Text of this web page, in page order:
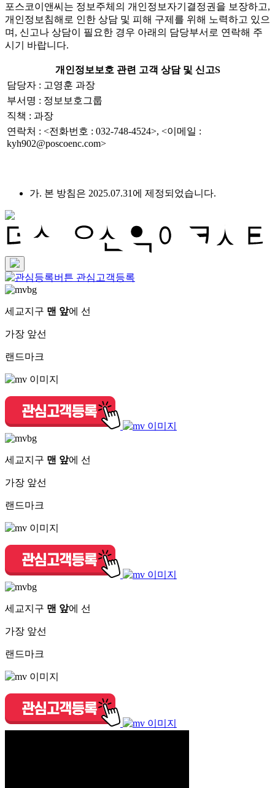
포스코이앤씨는 정보주체의 개인정보자기결정권을 보장하고,
개인정보침해로 인한 상담 및 피해 구제를 위해 노력하고 있으
며, 신고나 상담이 필요한 경우 아래의 담당부서로 연락해 주
시기 바랍니다.
개인정보보호 관련 고객 상담 및 신고S
담당자 : 고영훈 과장
부서명 : 정보보호그룹
직책 : 과장
연락처 : <전화번호 : 032-748-4524>, <이메일 :
kyh902@poscoenc.com>
가. 본 방침은 2025.07.31에 제정되었습니다.
관심고객등록
세교지구 맨 앞에 선
가장 앞선
랜드마크
세교지구 맨 앞에 선
가장 앞선
랜드마크
세교지구 맨 앞에 선
가장 앞선
랜드마크